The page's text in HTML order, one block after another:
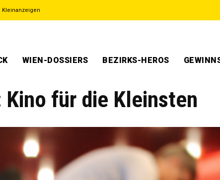
Kleinanzeigen
WIEN-DOSSIERS BEZIRKS-HEROS
für die Kleinsten